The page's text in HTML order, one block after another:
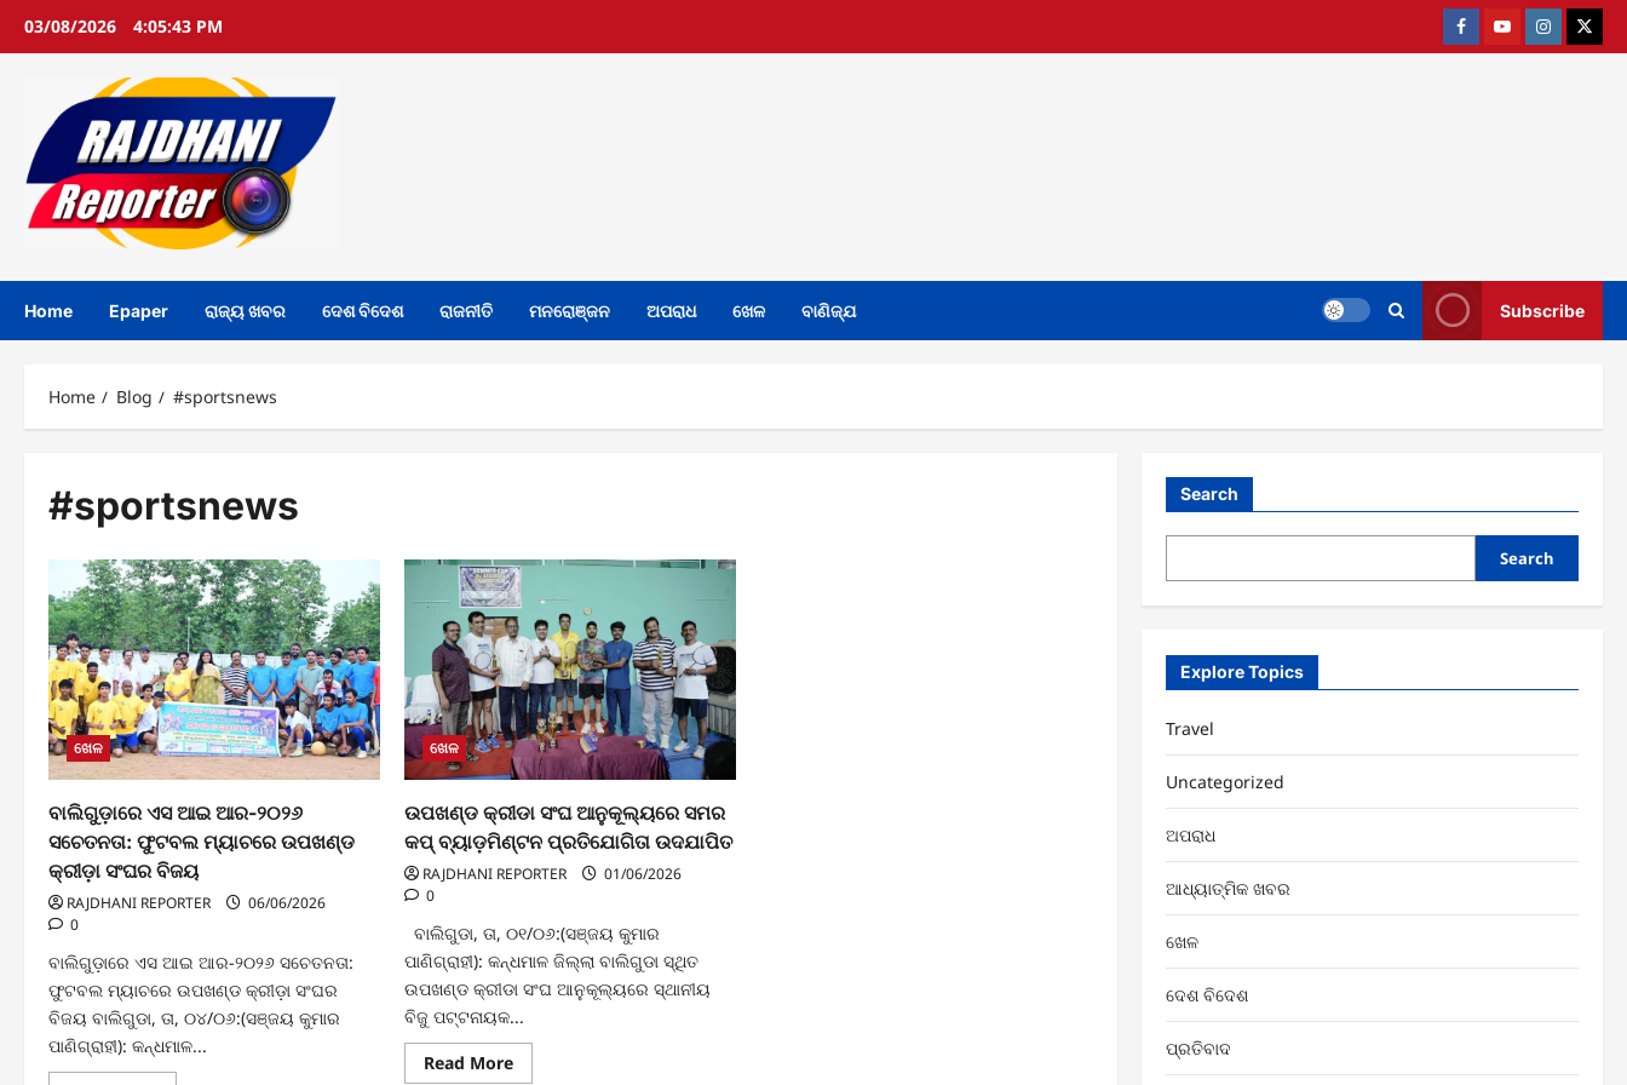
03/08/2026 4:05:44 PM FacebookYoutubeInstagramtwitter
Home Epaper ରାଜ୍ୟ ଖବର ଦେଶ ବିଦେଶ ରାଜନୀତି ମନରୋଞ୍ଜନ ଅପରାଧ ଖେଳ ବାଣିଜ୍ଯ Subscribe
Home Blog #sportsnews
#sportsnews
ଖେଳ
ବାଲିଗୁଡ଼ାରେ ଏସ ଆଇ ଆର-୨୦୨୬
ସଚେତନତା: ଫୁଟବଲ ମ୍ୟାଚରେ ଉପଖଣ୍ଡ
କ୍ରୀଡ଼ା ସଂଘର ବିଜୟ
RAJDHANI REPORTER
06/06/2026
0
ବାଲିଗୁଡ଼ାରେ ଏସ ଆଇ ଆର-୨୦୨୬ ସଚେତନତା:
ଫୁଟବଲ ମ୍ୟାଚରେ ଉପଖଣ୍ଡ କ୍ରୀଡ଼ା ସଂଘର
ବିଜୟ ବାଲିଗୁଡା, ତା, ୦୪/୦୬:(ସଞ୍ଜୟ କୁମାର
ପାଣିଗ୍ରାହୀ): କନ୍ଧମାଳ...
ଖେଳ
ଉପଖଣ୍ଡ କ୍ରୀଡା ସଂଘ ଆନୁକୂଲ୍ୟରେ ସମର
କପ୍ ବ୍ୟାଡ଼ମିଣ୍ଟନ ପ୍ରତିଯୋଗିତା ଉଦଯାପିତ
RAJDHANI REPORTER
01/06/2026
0
ବାଲିଗୁଡା, ତା, ୦୧/୦୬:(ସଞ୍ଜୟ କୁମାର
ପାଣିଗ୍ରାହୀ): କନ୍ଧମାଳ ଜିଲ୍ଲା ବାଲିଗୁଡା ସ୍ଥିତ
ଉପଖଣ୍ଡ କ୍ରୀଡା ସଂଘ ଆନୁକୂଲ୍ୟରେ ସ୍ଥାନୀୟ
ବିଜୁ ପଟ୍ଟନାୟକ...
Read MoreRead
more
Search
Search
Explore Topics
Travel
Uncategorized
ଅପରାଧ
ଆଧ୍ୟାତ୍ମିକ ଖବର
ଖେଳ
ଦେଶ ବିଦେଶ
ପ୍ରତିବାଦ